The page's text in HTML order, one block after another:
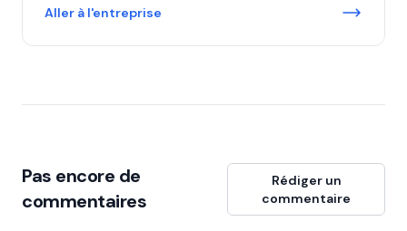
Aller à l'entreprise
Pas encore de
commentaires
Rédiger un
commentaire